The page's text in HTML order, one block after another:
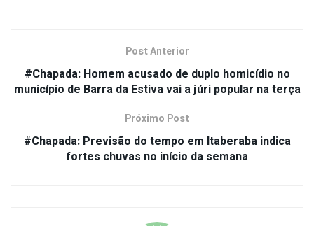
Post Anterior
#Chapada: Homem acusado de duplo homicídio no
município de Barra da Estiva vai a júri popular na terça
Próximo Post
#Chapada: Previsão do tempo em Itaberaba indica
fortes chuvas no início da semana